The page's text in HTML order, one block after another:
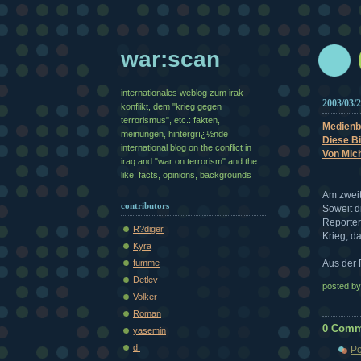
2003/03/
Diese
Von
Am
Soweit
Krieg,
Aus der
posted
0
war:scan
internationales weblog zum irak-
konflikt, dem "krieg gegen
terrorismus", etc.: fakten,
meinungen, hintergrï¿½nde
international blog on the conflict in
iraq and "war on terrorism" and the
like: facts, opinions, backgrounds
contributors
R?diger
Kyra
fumme
Detlev
Volker
Roman
yasemin
d.